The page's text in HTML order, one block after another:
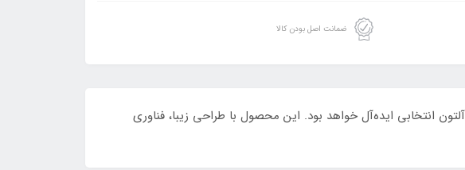
ضمانت اصل بودن کالا
اگر به دنبال یک هود مخفی مدرن و پیشرفته برای تکمیل دکوراسیون آشپزخانه خود هستید، هود H۷۱۰B آلتون انتخابی ایده‌آل خواهد بود. این محصول با طراحی زیبا، فناوری